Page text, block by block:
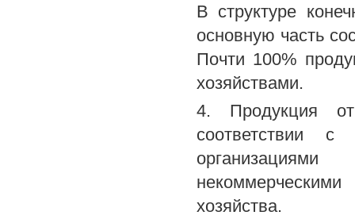
В структуре
основную часть
Почти 100%
хозяйствами.
4. Продукция
соответствии с
хозяйства.